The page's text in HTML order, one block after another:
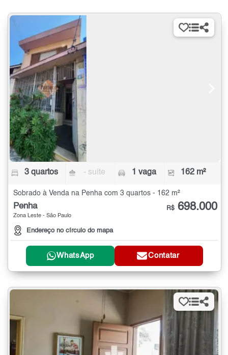
3 quartos - suíte 1 vaga 162 m²
Sobrado à Venda na Penha com 3 quartos - 162 m²
Penha
Zona Leste - São Paulo
Endereço no círculo do mapa
R$ 698.000
WhatsApp Contatar